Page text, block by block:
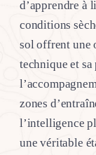
d’apprendre à
conditions
sol offrent une
technique et
zones
l’intelligence
une véritable